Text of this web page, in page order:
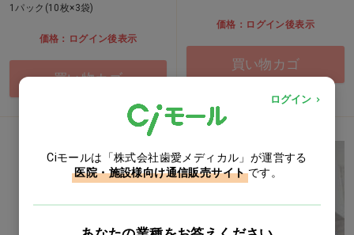
1パック(10枚×3袋)
価格：ログイン後表示
買い物カゴ
価格：ログイン後表示
買い物カゴ
ログイン
Ciモールは「株式会社歯愛メディカル」が運営する
医院・施設様向け通信販売サイト です。